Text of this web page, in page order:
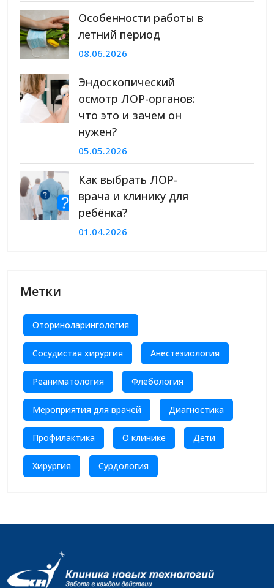
Особенности работы в
летний период
08.06.2026
Эндоскопический
осмотр ЛОР-органов:
что это и зачем он
нужен?
05.05.2026
Как выбрать ЛОР-
врача и клинику для
ребёнка?
01.04.2026
Метки
Оториноларингология
Сосудистая хирургия Анестезиология
Реаниматология Флебология
Мероприятия для врачей Диагностика
Профилактика О клинике Дети
Хирургия Сурдология